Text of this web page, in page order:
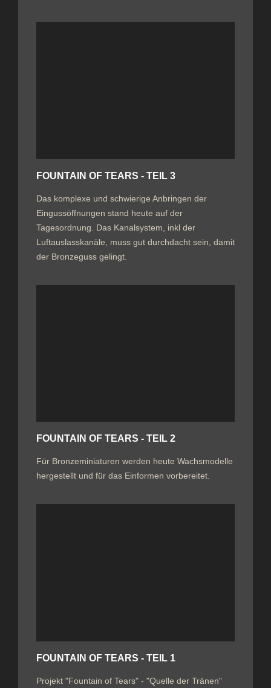
FOUNTAIN OF TEARS - TEIL 3
Das komplexe und schwierige Anbringen der
Eingussöffnungen stand heute auf der
Tagesordnung. Das Kanalsystem, inkl der
Luftauslasskanäle, muss gut durchdacht sein, damit
der Bronzeguss gelingt.
FOUNTAIN OF TEARS - TEIL 2
Für Bronzeminiaturen werden heute Wachsmodelle
hergestellt und für das Einformen vorbereitet.
FOUNTAIN OF TEARS - TEIL 1
Projekt "Fountain of Tears" - "Quelle der Tränen"